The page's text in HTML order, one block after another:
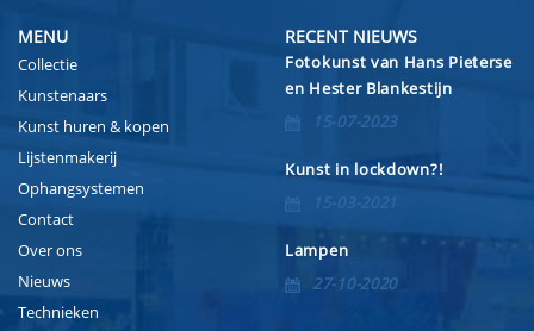
MENU
Collectie
Kunstenaars
Kunst huren & kopen
Lijstenmakerij
Ophangsystemen
Contact
Over ons
Nieuws
Technieken
RECENT NIEUWS
Fotokunst van Hans Pieterse
en Hester Blankestijn
15-07-2023
Kunst in lockdown?!
15-03-2021
Lampen
27-10-2020